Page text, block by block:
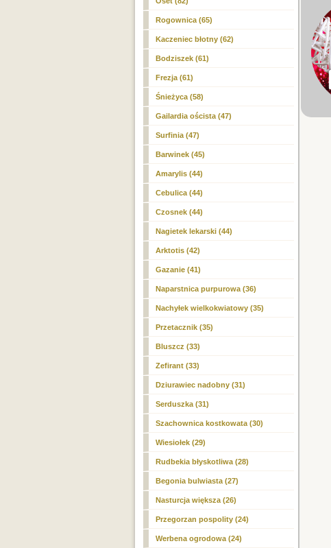
Rogownica (65)
Kaczeniec błotny (62)
Bodziszek (61)
Frezja (61)
Śnieżyca (58)
Gailardia oścista (47)
Surfinia (47)
Barwinek (45)
Amarylis (44)
Cebulica (44)
Czosnek (44)
Nagietek lekarski (44)
Arktotis (42)
Gazanie (41)
Naparstnica purpurowa (36)
Nachyłek wielkokwiatowy (35)
Przetacznik (35)
Bluszcz (33)
Zefirant (33)
Dziurawiec nadobny (31)
Serduszka (31)
Szachownica kostkowata (30)
Wiesiołek (29)
Rudbekia błyskotliwa (28)
Begonia bulwiasta (27)
Nasturcja większa (26)
Przegorzan pospolity (24)
Werbena ogrodowa (24)